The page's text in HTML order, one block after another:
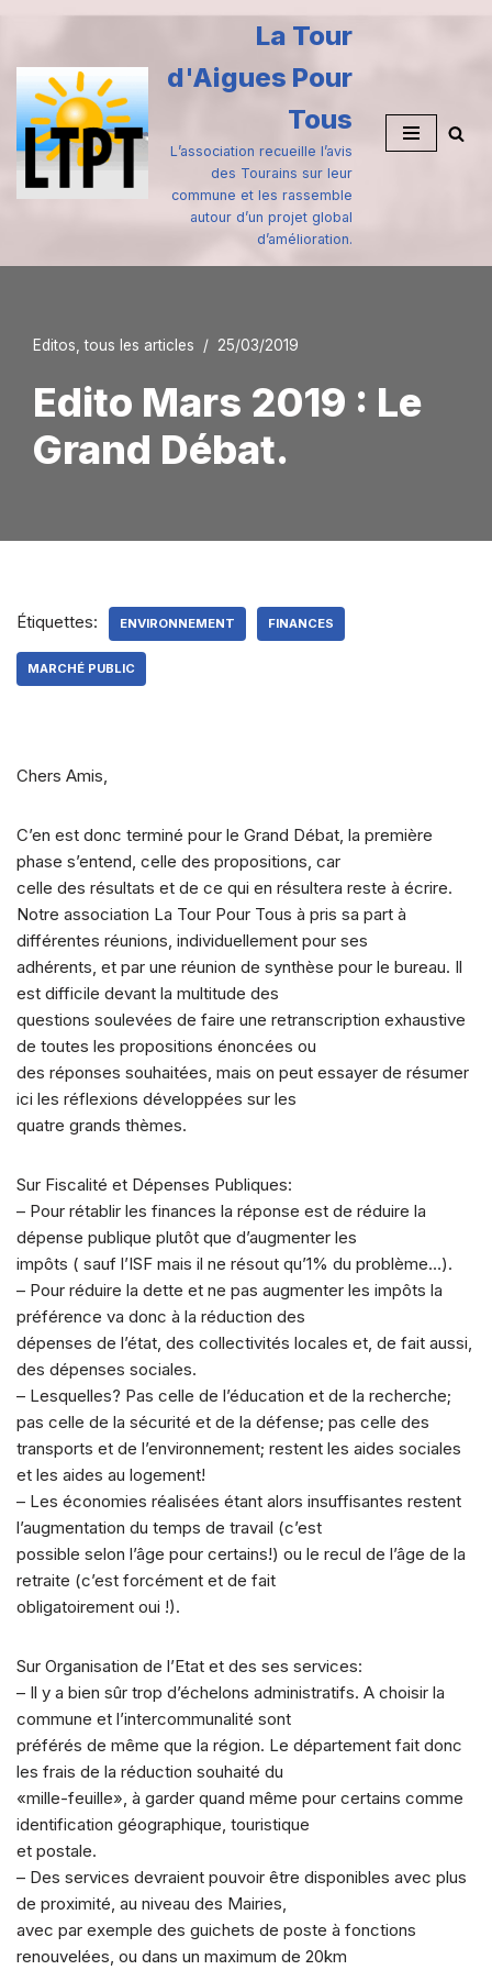
au
contenu
La Tour
d'Aigues Pour
Tous
L’association recueille l’avis
des Tourains sur leur
commune et les rassemble
autour d’un projet global
d’amélioration.
Editos ,tous les articles 25/03/2019
Edito Mars 2019 : Le
Grand Débat.
Étiquettes: ENVIRONNEMENT FINANCES
MARCHÉ PUBLIC
Chers Amis,
C’en est donc terminé pour le Grand Débat, la première
phase s’entend, celle des propositions, car
celle des résultats et de ce qui en résultera reste à écrire.
Notre association La Tour Pour Tous à pris sa part à
différentes réunions, individuellement pour ses
adhérents, et par une réunion de synthèse pour le bureau. Il
est difficile devant la multitude des
questions soulevées de faire une retranscription exhaustive
de toutes les propositions énoncées ou
des réponses souhaitées, mais on peut essayer de résumer
ici les réflexions développées sur les
quatre grands thèmes.
Sur Fiscalité et Dépenses Publiques:
– Pour rétablir les finances la réponse est de réduire la
dépense publique plutôt que d’augmenter les
impôts ( sauf l’ISF mais il ne résout qu’1% du problème…).
– Pour réduire la dette et ne pas augmenter les impôts la
préférence va donc à la réduction des
dépenses de l’état, des collectivités locales et, de fait aussi,
des dépenses sociales.
– Lesquelles? Pas celle de l’éducation et de la recherche;
pas celle de la sécurité et de la défense; pas celle des
transports et de l’environnement; restent les aides sociales
et les aides au logement!
– Les économies réalisées étant alors insuffisantes restent
l’augmentation du temps de travail (c’est
possible selon l’âge pour certains!) ou le recul de l’âge de la
retraite (c’est forcément et de fait
obligatoirement oui !).
Sur Organisation de l’Etat et des ses services:
– Il y a bien sûr trop d’échelons administratifs. A choisir la
commune et l’intercommunalité sont
préférés de même que la région. Le département fait donc
les frais de la réduction souhaité du
«mille-feuille», à garder quand même pour certains comme
identification géographique, touristique
et postale.
– Des services devraient pouvoir être disponibles avec plus
de proximité, au niveau des Mairies,
avec par exemple des guichets de poste à fonctions
renouvelées, ou dans un maximum de 20km